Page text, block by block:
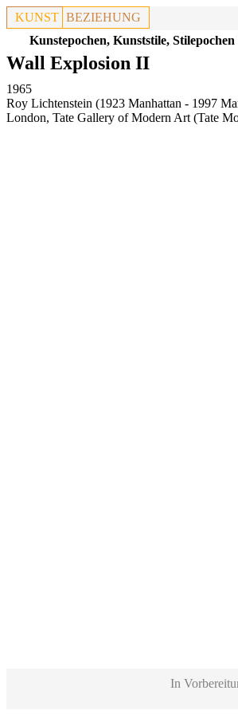
KUNST BEZIEHUNG
Kunstepochen, Kunststile,
Wall Explosion II
1965
Roy Lichtenstein (1923 Manhattan - 1997
London, Tate Gallery of Modern Art (Tate
In